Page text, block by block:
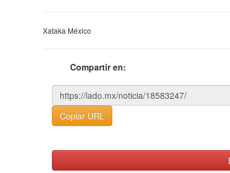
Xataka México
Compartir en:
Copiar URL